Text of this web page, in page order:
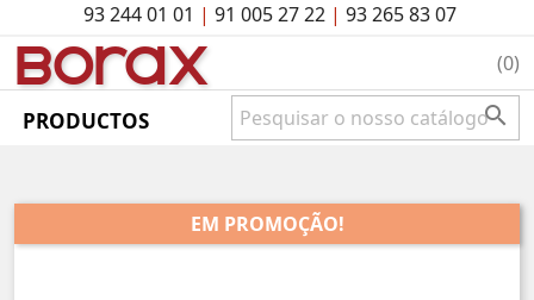
93 244 01 01 | 91 005 27 22| 93 265 83 07
BOrAx (0)
PRODUCTOS 
EM PROMOÇÃO!